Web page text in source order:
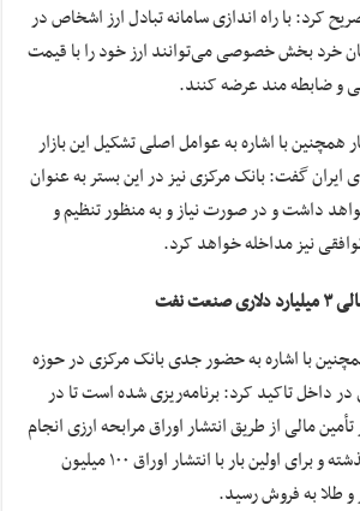
کرد: با راه اندازی سامانه تبادل ارز اشخاص در
خرد بخش خصوصی می‌توانند ارز خود را با قیمت
و ضابطه مند عرضه کنند.
همچنین با اشاره به عوامل اصلی تشکیل این بازار
ایران گفت: بانک مرکزی نیز در این بستر به عنوان
داشت و در صورت نیاز و به منظور تنظیم و
نیز مداخله خواهد کرد.
نفت
با اشاره به حضور جدی بانک مرکزی در حوزه
داخل تاکید کرد: برنامه‌ریزی شده است تا در
دلار تأمین مالی از طریق انتشار اوراق مرابحه ارزی انجام
شود. این رقم در سال گذشته و برای اولین بار با انتشار اوراق ۱۰۰ میلیون
و طلا به فروش رسید.